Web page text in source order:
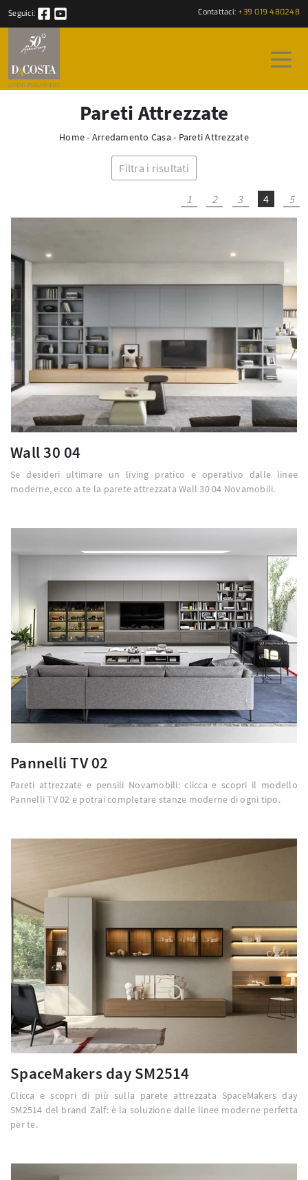
Seguici: Contattaci: +39 019 480248
Pareti Attrezzate
Home- Arredamento Casa - Pareti Attrezzate
Filtra i risultati
1 2 3 4 5
Wall 30 04
Se desideri ultimare un living pratico e operativo dalle linee
moderne, ecco a te la parete attrezzata Wall 30 04 Novamobili.
Pannelli TV 02
Pareti attrezzate e pensili Novamobili: clicca e scopri il modello
Pannelli TV 02 e potrai completare stanze moderne di ogni tipo.
SpaceMakers day SM2514
Clicca e scopri di più sulla parete attrezzata SpaceMakers day
SM2514 del brand Zalf: è la soluzione dalle linee moderne perfetta
per te.